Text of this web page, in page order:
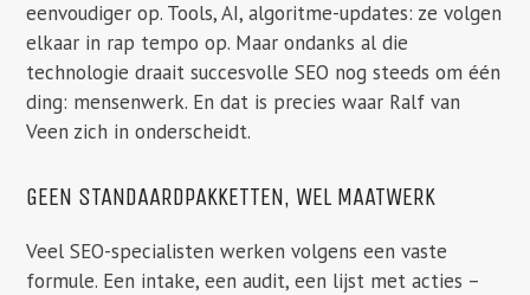
eenvoudiger op. Tools, AI, algoritme-updates: ze volgen
elkaar in rap tempo op. Maar ondanks al die
technologie draait succesvolle SEO nog steeds om één
ding: mensenwerk. En dat is precies waar Ralf van
Veen zich in onderscheidt.
GEEN STANDAARDPAKKETTEN, WEL MAATWERK
Veel SEO-specialisten werken volgens een vaste
formule. Een intake, een audit, een lijst met acties –